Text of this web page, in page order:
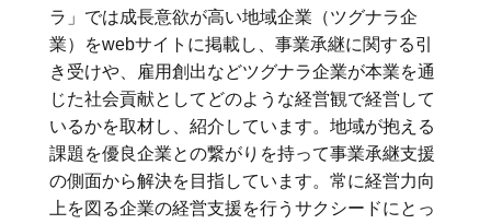
ラ」では成長意欲が高い地域企業（ツグナラ企
業）をwebサイトに掲載し、事業承継に関する引
き受けや、雇用創出などツグナラ企業が本業を通
じた社会貢献としてどのような経営観で経営して
いるかを取材し、紹介しています。地域が抱える
課題を優良企業との繋がりを持って事業承継支援
の側面から解決を目指しています。常に経営力向
上を図る企業の経営支援を行うサクシードにとっ